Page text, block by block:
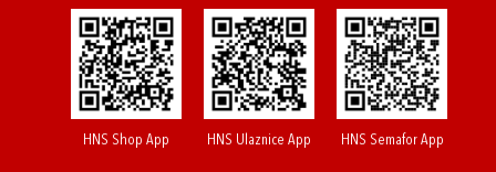
HNS Shop App HNS Ulaznice App HNS Semafor App